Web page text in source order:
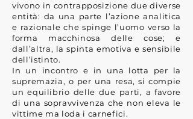
vivono in contrapposizione due diverse
entità: da una parte l’azione analitica
e razionale che spinge l’uomo verso la
forma macchinosa delle cose; e
dall’altra, la spinta emotiva e sensibile
dell’istinto.
In un incontro e in una lotta per la
supremazia, o per una resa, si compie
un equilibrio delle due parti, a favore
di una sopravvivenza che non eleva le
vittime ma loda i carnefici.